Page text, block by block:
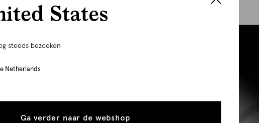
States
steeds bezoeken
Netherlands
Ga verder naar de webshop